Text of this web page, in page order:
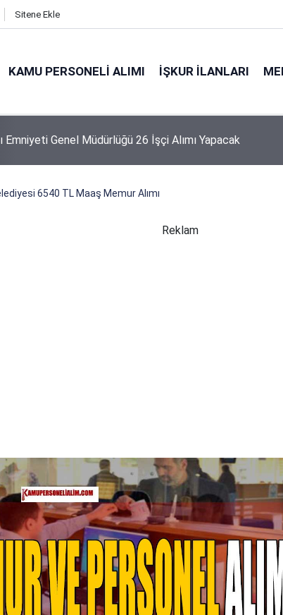
Sitene Ekle
KAMU PERSONELI ALIMI İŞKUR İLANLARI
Emniyeti Genel Müdürlüğü 26 İşçi Alımı Yapacak
6540 TL Maaş Memur Alımı
Reklam